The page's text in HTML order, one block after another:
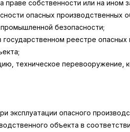
собственности или на ином
опасных производственных
безопасности;
реестре
техническое
эксплуатации опасного
объекта в